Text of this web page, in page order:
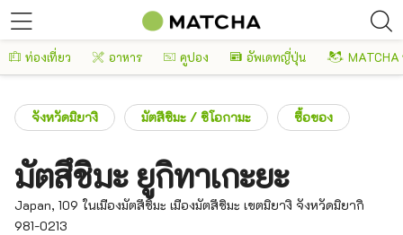
ท่องเที่ยว อาหาร คูปอง อัพเดทญี่ปุ่น
จังหวัดมิยางิ มัตสึชิมะ / ชิโอกามะ ซื้อของ
มัตสึชิมะ ยูกิทาเกะยะ
Japan, 109 ในเมืองมัตสึชิมะ เมืองมัตสึชิมะ เขตมิยางิ จังหวัดมิยากิ
981-0213